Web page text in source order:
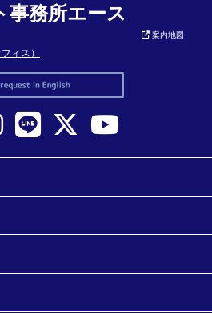
務所エース
ィス）
案内地図